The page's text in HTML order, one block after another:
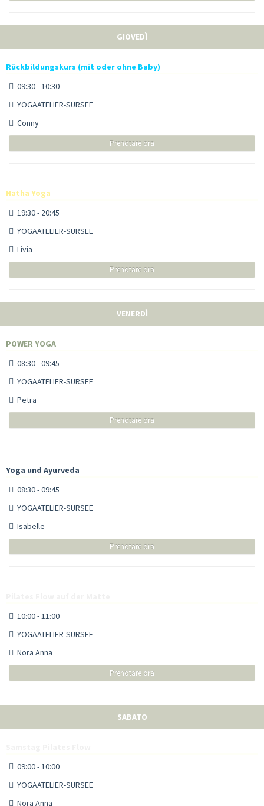
GIOVEDÌ
Rückbildungskurs (mit oder ohne Baby)
09:30 - 10:30
YOGAATELIER-SURSEE
Conny
Prenotare ora
Hatha Yoga
19:30 - 20:45
YOGAATELIER-SURSEE
Livia
Prenotare ora
VENERDÌ
POWER YOGA
08:30 - 09:45
YOGAATELIER-SURSEE
Petra
Prenotare ora
Yoga und Ayurveda
08:30 - 09:45
YOGAATELIER-SURSEE
Isabelle
Prenotare ora
10:00 - 11:00
YOGAATELIER-SURSEE
Nora Anna
Prenotare ora
SABATO
09:00 - 10:00
YOGAATELIER-SURSEE
Nora Anna